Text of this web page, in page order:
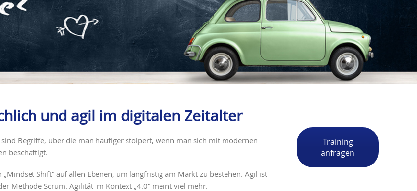
und agil im digitalen Zeitalter
sind Begriffe, über die man häufiger stolpert, wenn man sich mit modernen
beschäftigt.
Shift“ auf allen Ebenen, um langfristig am Markt zu bestehen. Agil ist
Methode Scrum. Agilität im Kontext „4.0“ meint viel mehr.
Training
anfragen